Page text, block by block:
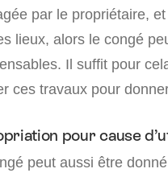
par le propriétaire,
lieux, alors le congé
Il suffit pour
ces travaux pour
pour cause
peut aussi être